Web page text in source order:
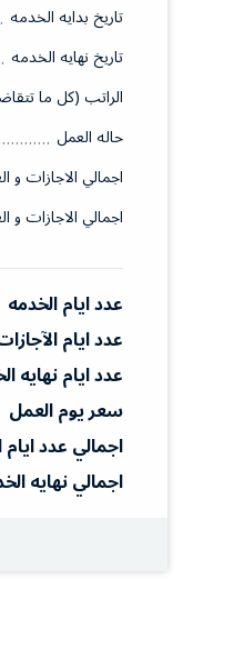
تاريخ بدايه الخدمه
تاريخ نهايه الخدمه
الراتب (كل ما
حاله العمل
اجمالي الاجازات و
اجمالي الاجازات و
عدد ايام الخدمه
عدد ايام
عدد ايام نهايه
سعر يوم العمل
اجمالي عدد ايام
اجمالي نهايه